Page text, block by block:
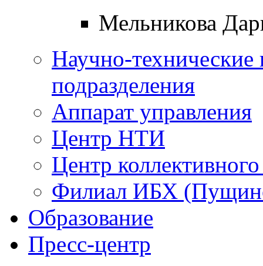
Мельникова
Научно-технические
подразделения
Аппарат управления
Центр НТИ
Центр
Филиал ИБХ
Образование
Пресс-центр